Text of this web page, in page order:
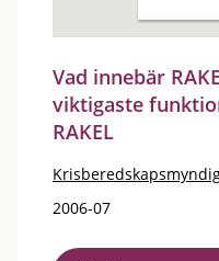
Vad innebär
viktigaste
RAKEL
2006-07